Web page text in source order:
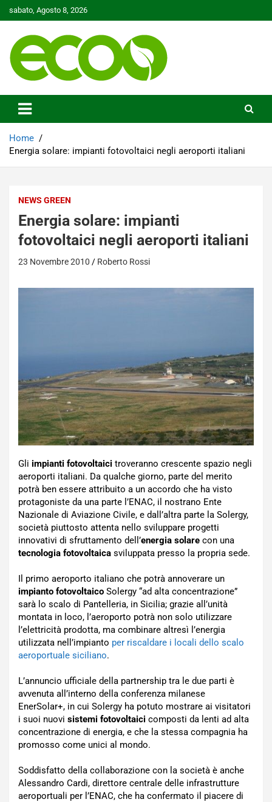
to
sabato, Agosto 8, 2026
Ecoo.it
Home
Energia solare: impianti fotovoltaici negli aeroporti italiani
NEWS GREEN
Energia solare: impianti
fotovoltaici negli aeroporti italiani
23 Novembre 2010 Roberto Rossi
Gli impianti fotovoltaici troveranno crescente spazio negli
aeroporti italiani. Da qualche giorno, parte del merito
potrà ben essere attribuito a un accordo che ha visto
protagoniste da una parte l’ENAC, il nostrano Ente
Nazionale di Aviazione Civile, e dall’altra parte la Solergy,
società piuttosto attenta nello sviluppare progetti
innovativi di sfruttamento dell’energia solare con una
tecnologia fotovoltaica sviluppata presso la propria sede.
Il primo aeroporto italiano che potrà annoverare un
impianto fotovoltaico Solergy “ad alta concentrazione”
sarà lo scalo di Pantelleria, in Sicilia; grazie all’unità
montata in loco, l’aeroporto potrà non solo utilizzare
l’elettricità prodotta, ma combinare altresì l’energia
utilizzata nell’impianto per riscaldare i locali dello scalo
aeroportuale siciliano.
L’annuncio ufficiale della partnership tra le due parti è
avvenuta all’interno della conferenza milanese
EnerSolar+, in cui Solergy ha potuto mostrare ai visitatori
i suoi nuovi sistemi fotovoltaici composti da lenti ad alta
concentrazione di energia, e che la stessa compagnia ha
promosso come unici al mondo.
Soddisfatto della collaborazione con la società è anche
Alessandro Cardi, direttore centrale delle infrastrutture
aeroportuali per l’ENAC, che ha confermato il piacere di